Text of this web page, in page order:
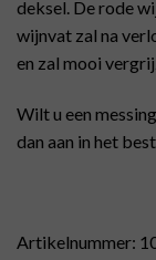
deksel. De rode
wijnvat zal na
en zal mooi
Wilt u een
dan aan in het
Artikelnummer: